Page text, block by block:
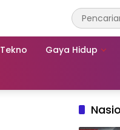
Tekno Gaya Hidup